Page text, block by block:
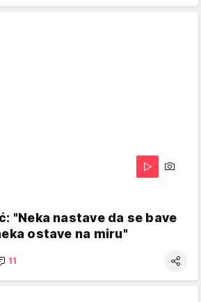
"Neka nastave da se bave
ostave na miru"
11